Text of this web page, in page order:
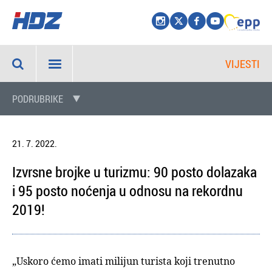
VIJESTI
PODRUBRIKE
21. 7. 2022.
Izvrsne brojke u turizmu: 90 posto dolazaka
i 95 posto noćenja u odnosu na rekordnu
2019!
„Uskoro ćemo imati milijun turista koji trenutno